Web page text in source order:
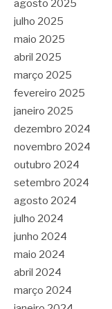
agosto 2025
julho 2025
maio 2025
abril 2025
março 2025
fevereiro 2025
janeiro 2025
dezembro 2024
novembro 2024
outubro 2024
setembro 2024
agosto 2024
julho 2024
junho 2024
maio 2024
abril 2024
março 2024